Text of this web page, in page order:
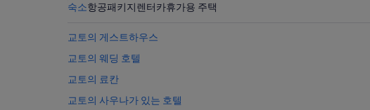
숙소항공패키지렌터카휴가용 주택
교토의 게스트하우스
교토의 웨딩 호텔
교토의 료칸
교토의 사우나가 있는 호텔